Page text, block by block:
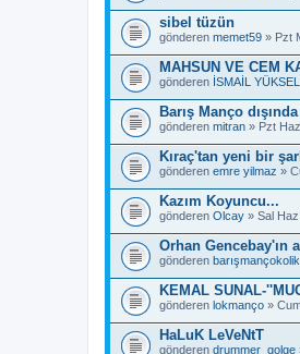
sibel tüzün
gönderen memet59 » Pzt
MAHSUN VE CEM
gönderen İSMAİL YÜKSEL
Barış Manço
gönderen mitran » Pzt
Kıraç'tan yeni bir
gönderen emre yilmaz »
Kazım Koyuncu...
gönderen Olcay » Sal
Orhan Gencebay'ın
gönderen barışmançokolik
KEMAL SUNAL-
gönderen lokmanço »
HaLuK LeVeNtT
gönderen drummer_golge